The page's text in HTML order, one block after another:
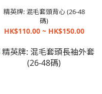
精英牌: 混毛套頭背心 (26-48
碼)
HK$110.00 ~ HK$150.00